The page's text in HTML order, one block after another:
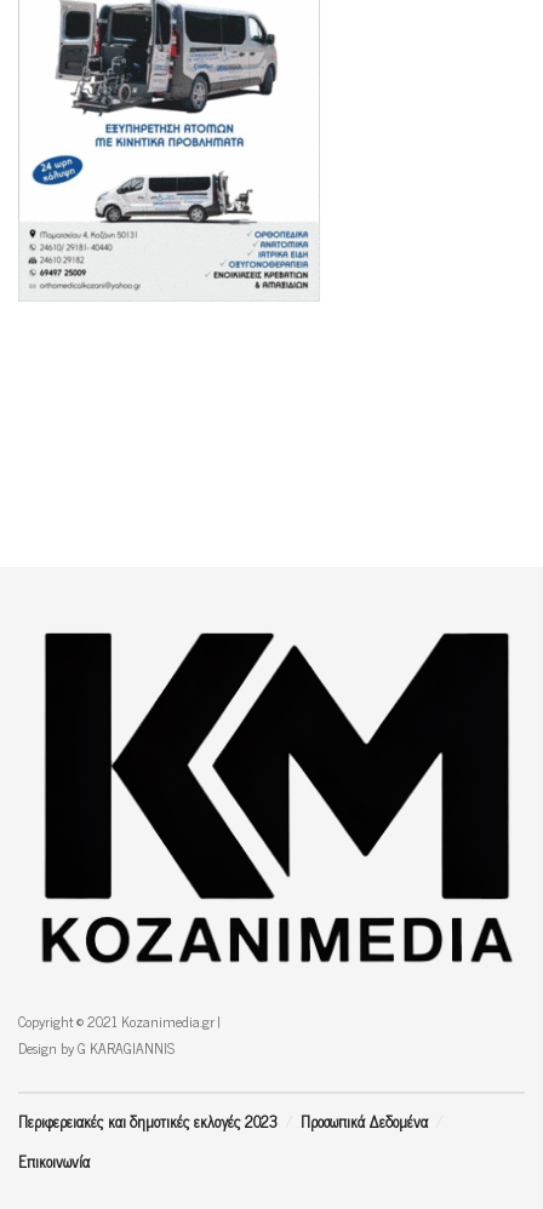
Copyright © 2021 Kozanimedia.gr |
Design by G KARAGIANNIS
Περιφερειακές και δημοτικές εκλογές 2023
Προσωπικά Δεδομένα
Επικοινωνία